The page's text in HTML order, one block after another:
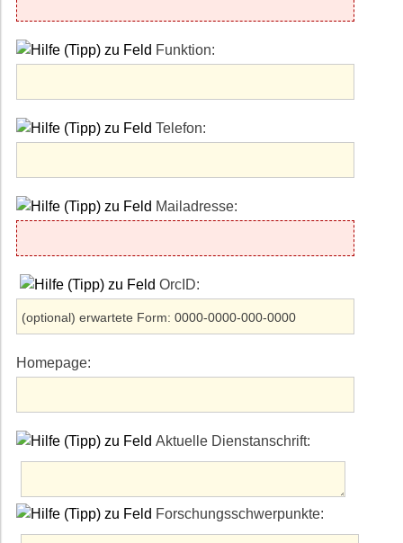
Funktion:
Telefon:
Mailadresse:
OrcID:
Homepage:
Aktuelle Dienstanschrift:
Forschungsschwerpunkte: